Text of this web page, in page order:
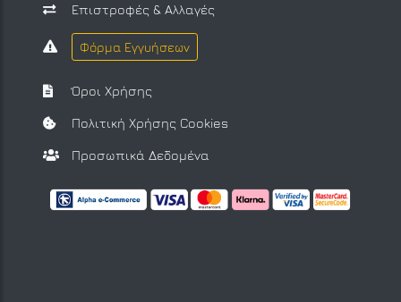
Επιστροφές & Αλλαγές
Φόρμα Εγγυήσεων
Όροι Χρήσης
Πολιτική Χρήσης Cookies
Προσωπικά Δεδομένα